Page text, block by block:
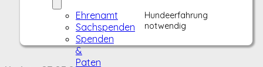
Ehrenamt
Sachspenden
Spenden
&
Paten
Hundeerfahrung
notwendig